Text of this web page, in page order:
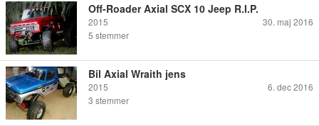
Off-Roader Axial SCX 10 Jeep R.I.P.
2015
30. maj 2016
5 stemmer
Bil Axial Wraith jens
2015
6. dec 2016
3 stemmer